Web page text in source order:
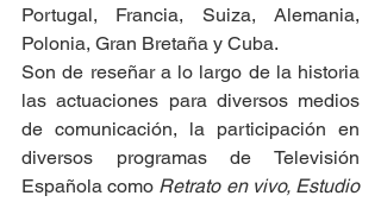
Portugal, Francia, Suiza, Alemania,
Polonia, Gran Bretaña y Cuba.
Son de reseñar a lo largo de la historia
las actuaciones para diversos medios
de comunicación, la participación en
diversos programas de Televisión
Española como Retrato en vivo, Estudio